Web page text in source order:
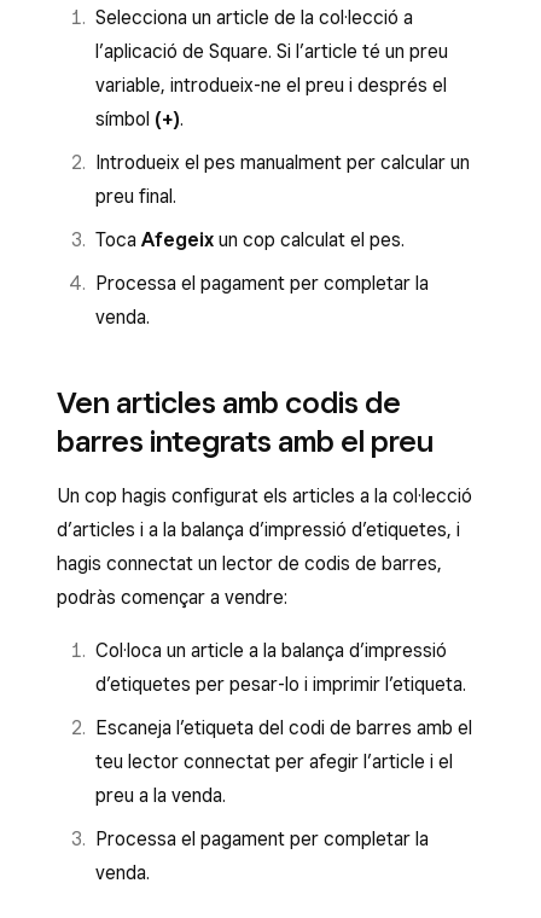
Selecciona un article de la col·lecció a
l’aplicació de Square. Si l’article té un preu
variable, introdueix-ne el preu i després el
símbol (+).
Introdueix el pes manualment per calcular un
preu final.
Toca Afegeix un cop calculat el pes.
Processa el pagament per completar la
venda.
Ven articles amb codis de
barres integrats amb el preu
Un cop hagis configurat els articles a la col·lecció
d’articles i a la balança d’impressió d’etiquetes, i
hagis connectat un lector de codis de barres,
podràs començar a vendre:
Col·loca un article a la balança d’impressió
d’etiquetes per pesar-lo i imprimir l’etiqueta.
Escaneja l’etiqueta del codi de barres amb el
teu lector connectat per afegir l’article i el
preu a la venda.
Processa el pagament per completar la
venda.